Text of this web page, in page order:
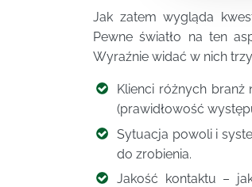
Jak zatem wygląda
Pewne światło na ten
Wyraźnie widać w nich
Klienci różnych branż
(prawidłowość
Sytuacja powoli i
do zrobienia.
Jakość kontaktu –